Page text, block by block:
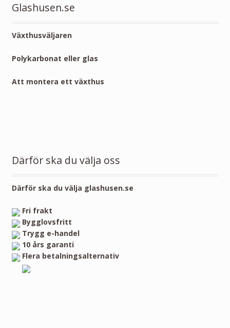
Glashusen.se
Växthusväljaren
Polykarbonat eller glas
Att montera ett växthus
Därför ska du välja oss
Därför ska du välja glashusen.se
Fri frakt
Bygglovsfritt
Trygg e-handel
10 års garanti
Flera betalningsalternativ